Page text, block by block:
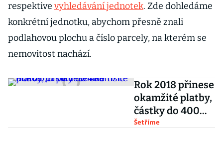
respektive vyhledávání jednotek. Zde dohledáme
konkrétní jednotku, abychom přesně znali
podlahovou plochu a číslo parcely, na kterém se
nemovitost nachází.
Rok 2018 přinese
okamžité platby,
částky do 400
tisíc budou
Šetříme